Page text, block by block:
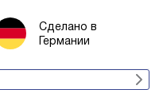
Сделано в
Германии